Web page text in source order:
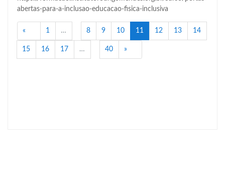
abertas-para-a-inclusao-educacao-fisica-inclusiva
« Anterior
1 … 8 9 10 11 (atual)
12 13 14
15 16 17 … 40 »